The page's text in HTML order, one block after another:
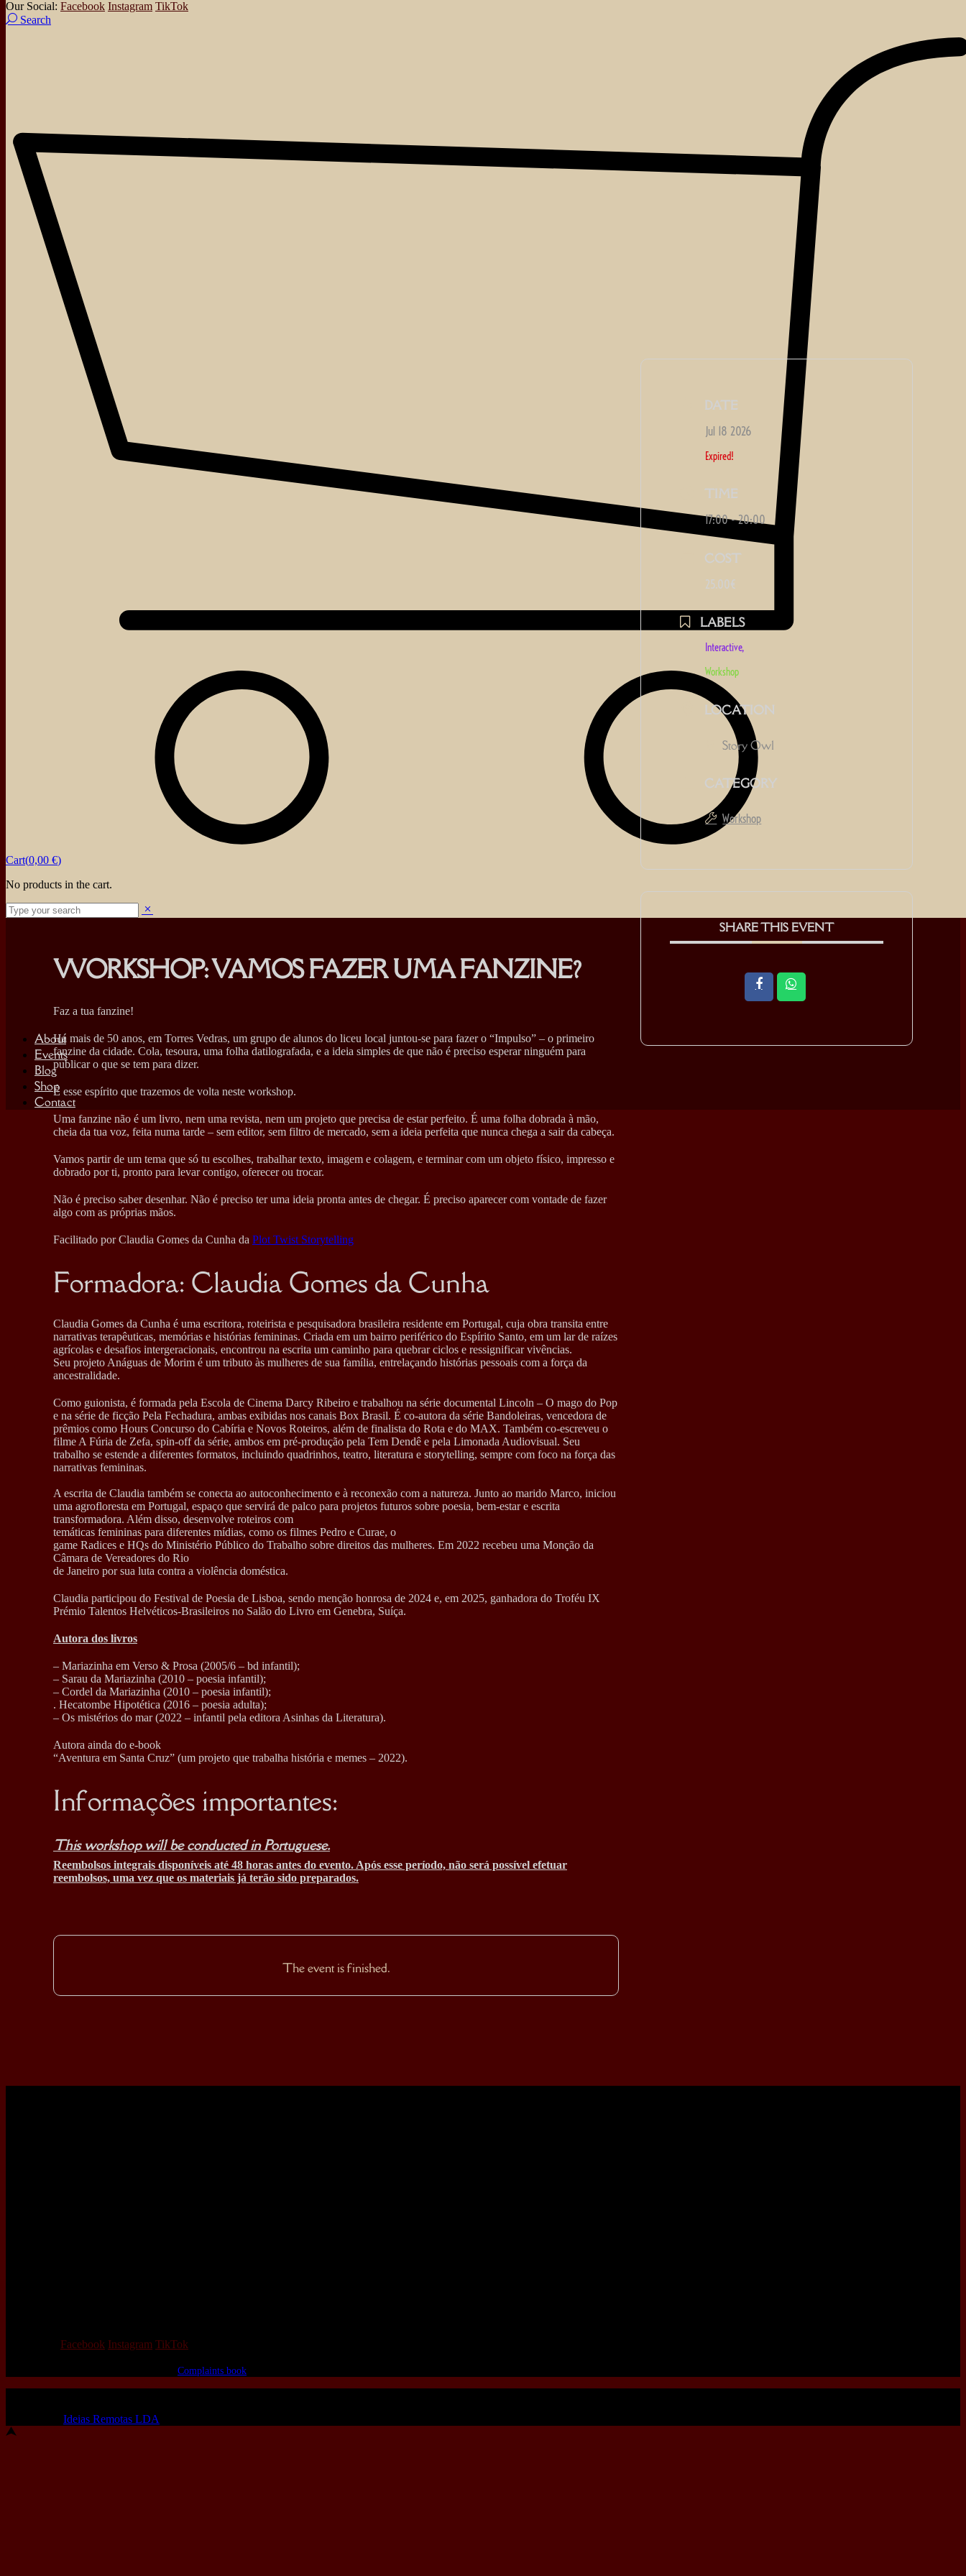
Our Social: Facebook Instagram TikTok
Search
Cart(0,00 €)
No products in the cart.
About
Events
Blog
Shop
Contact
About
Events
Contact
WORKSHOP: VAMOS FAZER UMA FANZINE?
Faz a tua fanzine!
Há mais de 50 anos, em Torres Vedras, um grupo de alunos do liceu local juntou-se para fazer o “Impulso” – o primeiro
fanzine da cidade. Cola, tesoura, uma folha datilografada, e a ideia simples de que não é preciso esperar ninguém para
publicar o que se tem para dizer.
É esse espírito que trazemos de volta neste workshop.
Uma fanzine não é um livro, nem uma revista, nem um projeto que precisa de estar perfeito. É uma folha dobrada à mão,
cheia da tua voz, feita numa tarde – sem editor, sem filtro de mercado, sem a ideia perfeita que nunca chega a sair da cabeça.
Vamos partir de um tema que só tu escolhes, trabalhar texto, imagem e colagem, e terminar com um objeto físico, impresso e
dobrado por ti, pronto para levar contigo, oferecer ou trocar.
Não é preciso saber desenhar. Não é preciso ter uma ideia pronta antes de chegar. É preciso aparecer com vontade de fazer
algo com as próprias mãos.
Facilitado por Claudia Gomes da Cunha da Plot Twist Storytelling
Formadora: Claudia Gomes da Cunha
Claudia Gomes da Cunha é uma escritora, roteirista e pesquisadora brasileira residente em Portugal, cuja obra transita entre
narrativas terapêuticas, memórias e histórias femininas. Criada em um bairro periférico do Espírito Santo, em um lar de raízes
agrícolas e desafios intergeracionais, encontrou na escrita um caminho para quebrar ciclos e ressignificar vivências.
Seu projeto Anáguas de Morim é um tributo às mulheres de sua família, entrelaçando histórias pessoais com a força da
ancestralidade.
Como guionista, é formada pela Escola de Cinema Darcy Ribeiro e trabalhou na série documental Lincoln – O mago do Pop
e na série de ficção Pela Fechadura, ambas exibidas nos canais Box Brasil. É co-autora da série Bandoleiras, vencedora de
prêmios como Hours Concurso do Cabíria e Novos Roteiros, além de finalista do Rota e do MAX. Também co-escreveu o
filme A Fúria de Zefa, spin-off da série, ambos em pré-produção pela Tem Dendê e pela Limonada Audiovisual. Seu
trabalho se estende a diferentes formatos, incluindo quadrinhos, teatro, literatura e storytelling, sempre com foco na força das
narrativas femininas.
A escrita de Claudia também se conecta ao autoconhecimento e à reconexão com a natureza. Junto ao marido Marco, iniciou
uma agrofloresta em Portugal, espaço que servirá de palco para projetos futuros sobre poesia, bem-estar e escrita
transformadora. Além disso, desenvolve roteiros com
temáticas femininas para diferentes mídias, como os filmes Pedro e Curae, o
game Radices e HQs do Ministério Público do Trabalho sobre direitos das mulheres. Em 2022 recebeu uma Monção da
Câmara de Vereadores do Rio
de Janeiro por sua luta contra a violência doméstica.
Claudia participou do Festival de Poesia de Lisboa, sendo menção honrosa de 2024 e, em 2025, ganhadora do Troféu IX
Prémio Talentos Helvéticos-Brasileiros no Salão do Livro em Genebra, Suíça.
Autora dos livros
– Mariazinha em Verso & Prosa (2005/6 – bd infantil);
– Sarau da Mariazinha (2010 – poesia infantil);
– Cordel da Mariazinha (2010 – poesia infantil);
. Hecatombe Hipotética (2016 – poesia adulta);
– Os mistérios do mar (2022 – infantil pela editora Asinhas da Literatura).
Autora ainda do e-book
“Aventura em Santa Cruz” (um projeto que trabalha história e memes – 2022).
Informações importantes:
This workshop will be conducted in Portuguese.
Reembolsos integrais disponíveis até 48 horas antes do evento. Após esse período, não será possível efetuar
reembolsos, uma vez que os materiais já terão sido preparados.
The event is finished.
DATE
Jul 18 2026
Expired!
TIME
17:00 - 20:00
COST
25.00€
LABELS
Interactive,
Workshop
LOCATION
Story Owl
CATEGORY
Workshop
SHARE THIS EVENT
Facebook Instagram TikTok
Complaints book
Ideias Remotas LDA